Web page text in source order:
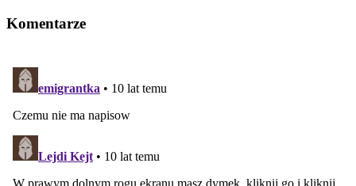
Komentarze